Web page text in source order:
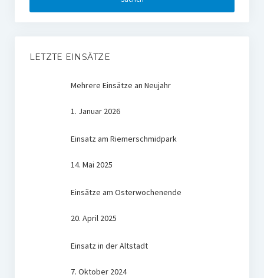
LETZTE EINSÄTZE
Mehrere Einsätze an Neujahr
1. Januar 2026
Einsatz am Riemerschmidpark
14. Mai 2025
Einsätze am Osterwochenende
20. April 2025
Einsatz in der Altstadt
7. Oktober 2024